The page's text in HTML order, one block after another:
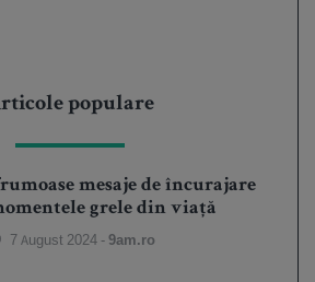
populare
mesaje de încurajare
grele din viață
7 August 2024 -9am.ro